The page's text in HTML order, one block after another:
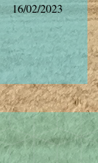
16/02/2023